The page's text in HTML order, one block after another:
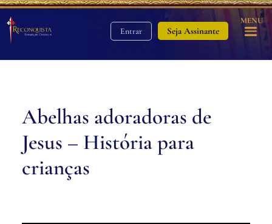
Entrar Seja Assinante
MENU
Abelhas adoradoras de
Jesus – História para
crianças